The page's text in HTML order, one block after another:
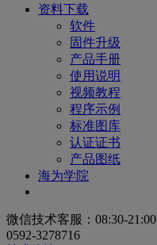
资料下载
软件
固件升级
产品手册
使用说明
视频教程
程序示例
标准图库
认证证书
产品图纸
海为学院
微信技术客服：08:30-21:00
0592-3278716